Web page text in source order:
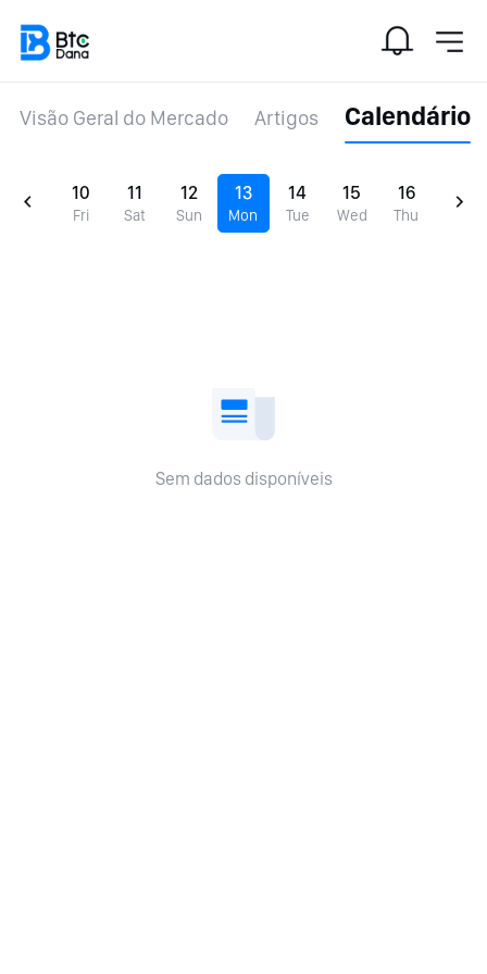
Visão Geral do Mercado Artigos Calendário
10
Fri
11
Sat
12
Sun
13
Mon
14
Tue
15
Wed
16
Thu
Sem dados disponíveis